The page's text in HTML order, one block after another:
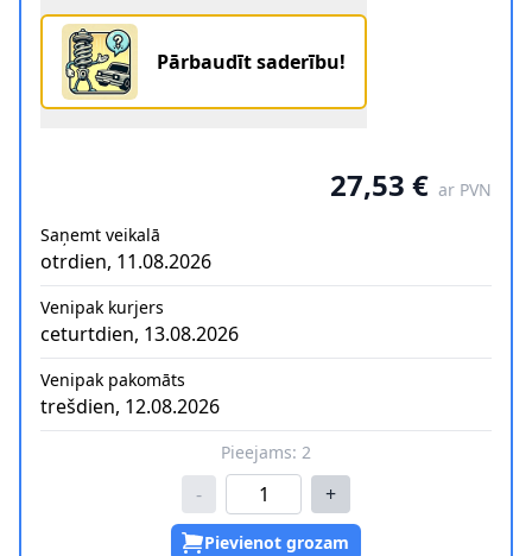
Pārbaudīt saderību!
27,53 € ar PVN
Saņemt veikalā
otrdien, 11.08.2026
Venipak kurjers
ceturtdien, 13.08.2026
Venipak pakomāts
trešdien, 12.08.2026
Pieejams: 2
- +
Pievienot grozam